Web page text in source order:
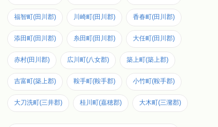
福智町(田川郡) 川崎町(田川郡) 香春町(田川郡)
添田町(田川郡) 糸田町(田川郡) 大任町(田川郡)
赤村(田川郡) 広川町(八女郡) 築上町(築上郡)
吉富町(築上郡) 鞍手町(鞍手郡) 小竹町(鞍手郡)
大刀洗町(三井郡) 桂川町(嘉穂郡) 大木町(三潴郡)